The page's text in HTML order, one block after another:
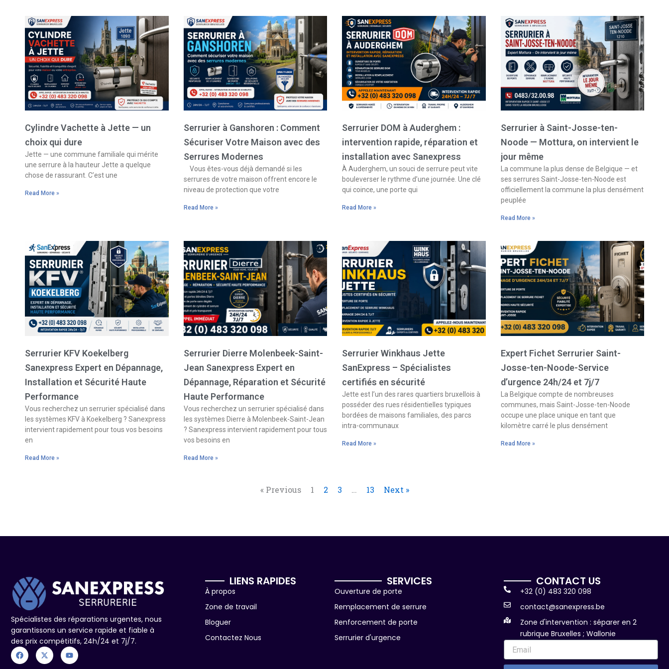
Cylindre Vachette à Jette — un
choix qui dure
Jette — une commune familiale qui mérite
une serrure à la hauteur Jette a quelque
chose de rassurant. C’est une
Read More »
Serrurier à Ganshoren : Comment
Sécuriser Votre Maison avec des
Serrures Modernes
Vous êtes-vous déjà demandé si les
serrures de votre maison offrent encore le
niveau de protection que votre
Read More »
Serrurier DOM à Auderghem :
intervention rapide, réparation et
installation avec Sanexpress
À Auderghem, un souci de serrure peut vite
bouleverser le rythme d’une journée. Une clé
qui coince, une porte qui
Read More »
Serrurier à Saint-Josse-ten-
Noode — Mottura, on intervient le
jour même
La commune la plus dense de Belgique — et
ses serrures Saint-Josse-ten-Noode est
officiellement la commune la plus densément
peuplée
Read More »
Serrurier KFV Koekelberg
Sanexpress Expert en Dépannage,
Installation et Sécurité Haute
Performance
Vous recherchez un serrurier spécialisé dans
les systèmes KFV à Koekelberg ? Sanexpress
intervient rapidement pour tous vos besoins
en
Read More »
Serrurier Dierre Molenbeek-Saint-
Jean Sanexpress Expert en
Dépannage, Réparation et Sécurité
Haute Performance
Vous recherchez un serrurier spécialisé dans
les systèmes Dierre à Molenbeek-Saint-Jean
? Sanexpress intervient rapidement pour tous
vos besoins en
Read More »
Serrurier Winkhaus Jette
SanExpress – Spécialistes
certifiés en sécurité
Jette est l’un des rares quartiers bruxellois à
posséder des rues résidentielles typiques
bordées de maisons familiales, des parcs
intra-communaux
Read More »
Expert Fichet Serrurier Saint-
Josse-ten-Noode-Service
d’urgence 24h/24 et 7j/7
La Belgique compte de nombreuses
communes, mais Saint-Josse-ten-Noode
occupe une place unique en tant que
kilomètre carré le plus densément
Read More »
« Previous 1 2
Page
3 …
Page
13 Next »
Spécialistes des réparations urgentes, nous
garantissons un service rapide et fiable à
des prix compétitifs, 24h/24 et 7j/7.
F
a
c
X
-
t
Y
o
u
LIENS RAPIDES
À propos
Zone de travail
Bloguer
Contactez Nous
SERVICES
Ouverture de porte
Remplacement de serrure
Renforcement de porte
Serrurier d'urgence
CONTACT US
+32 (0) 483 320 098
contact@sanexpress.be
Zone d'intervention : séparer en 2
rubrique Bruxelles ; Wallonie